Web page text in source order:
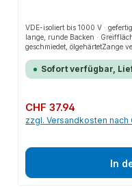
VDE-isoliert bis 1000 V ·
lange, runde Backen ·
geschmiedet, ölgehärtetZange
Sofort verfügbar,
Regulärer Preis:
CHF 37.94
zzgl. Versandkosten nach
In